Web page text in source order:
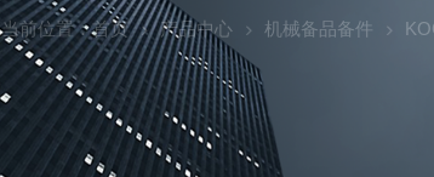
当前位置：首页 产品中心 机械备品备件